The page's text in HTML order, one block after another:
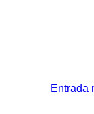
Entrada